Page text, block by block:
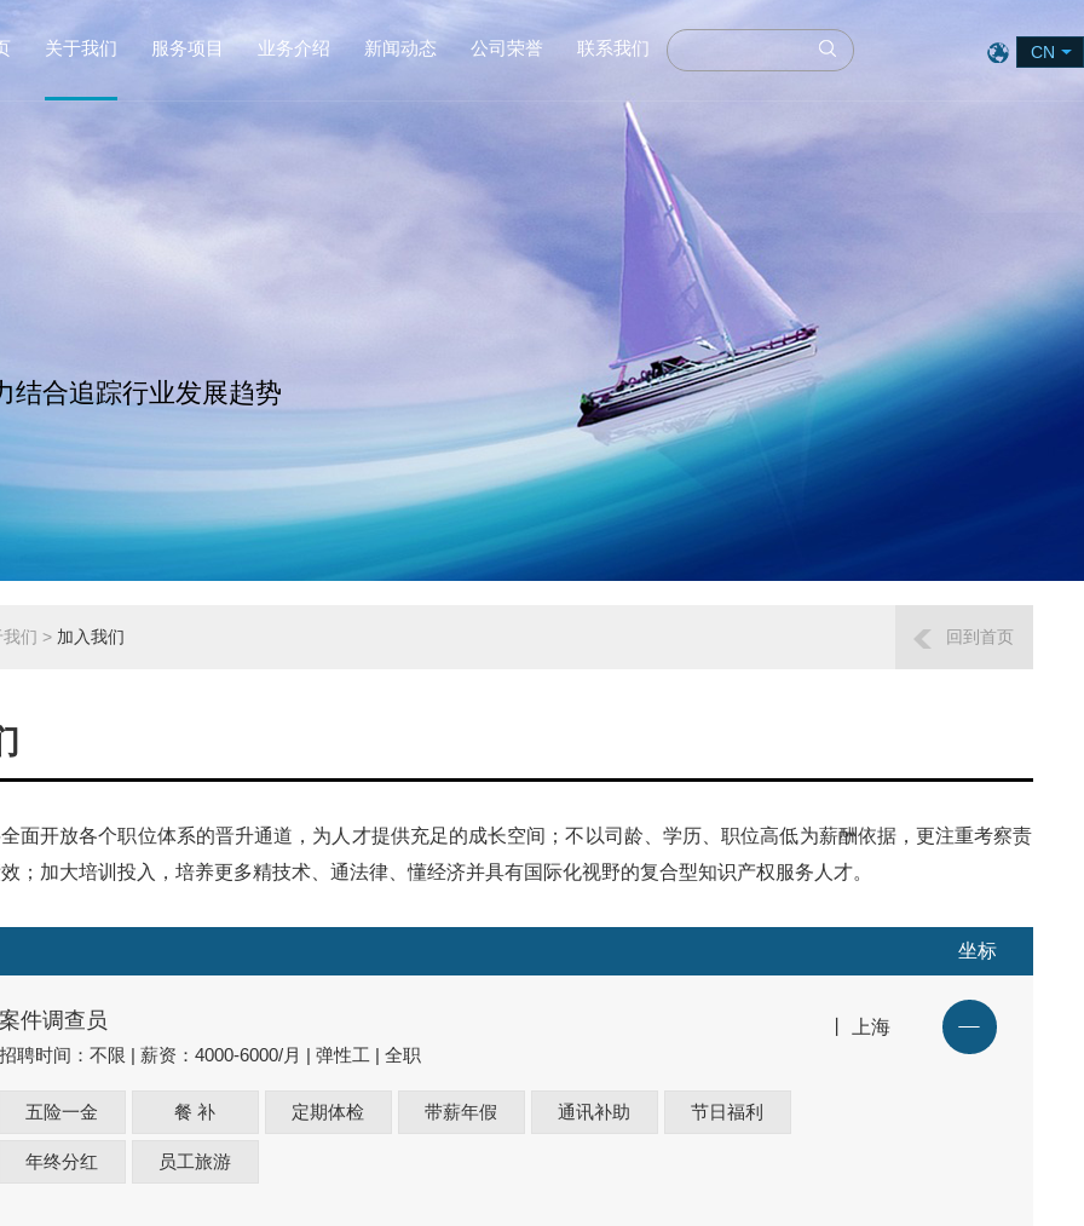
CN
关于我们 服务项目 业务介绍 新闻动态 公司荣誉 联系我们
结合追踪行业发展趋势
回到首页
我们 > 加入我们
面开放各个职位体系的晋升通道，为人才提供充足的成长空间；不以司龄、学历、职位高低为薪酬依据，更注重考察责
；加大培训投入，培养更多精技术、通法律、懂经济并具有国际化视野的复合型知识产权服务人才。
坐标
案件调查员
招聘时间：不限 | 薪资：4000-6000/月 | 弹性工 | 全职
丨 上海
五险一金 餐 补 定期体检 带薪年假 通讯补助 节日福利
年终分红 员工旅游